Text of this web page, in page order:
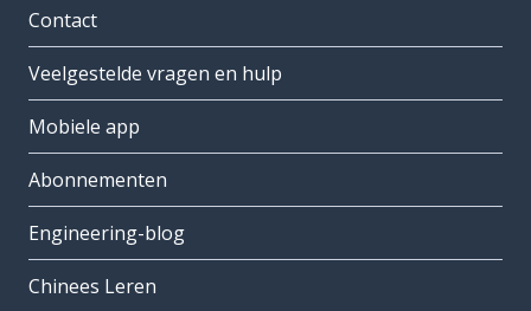
Contact
Veelgestelde vragen en hulp
Mobiele app
Abonnementen
Engineering-blog
Chinees Leren